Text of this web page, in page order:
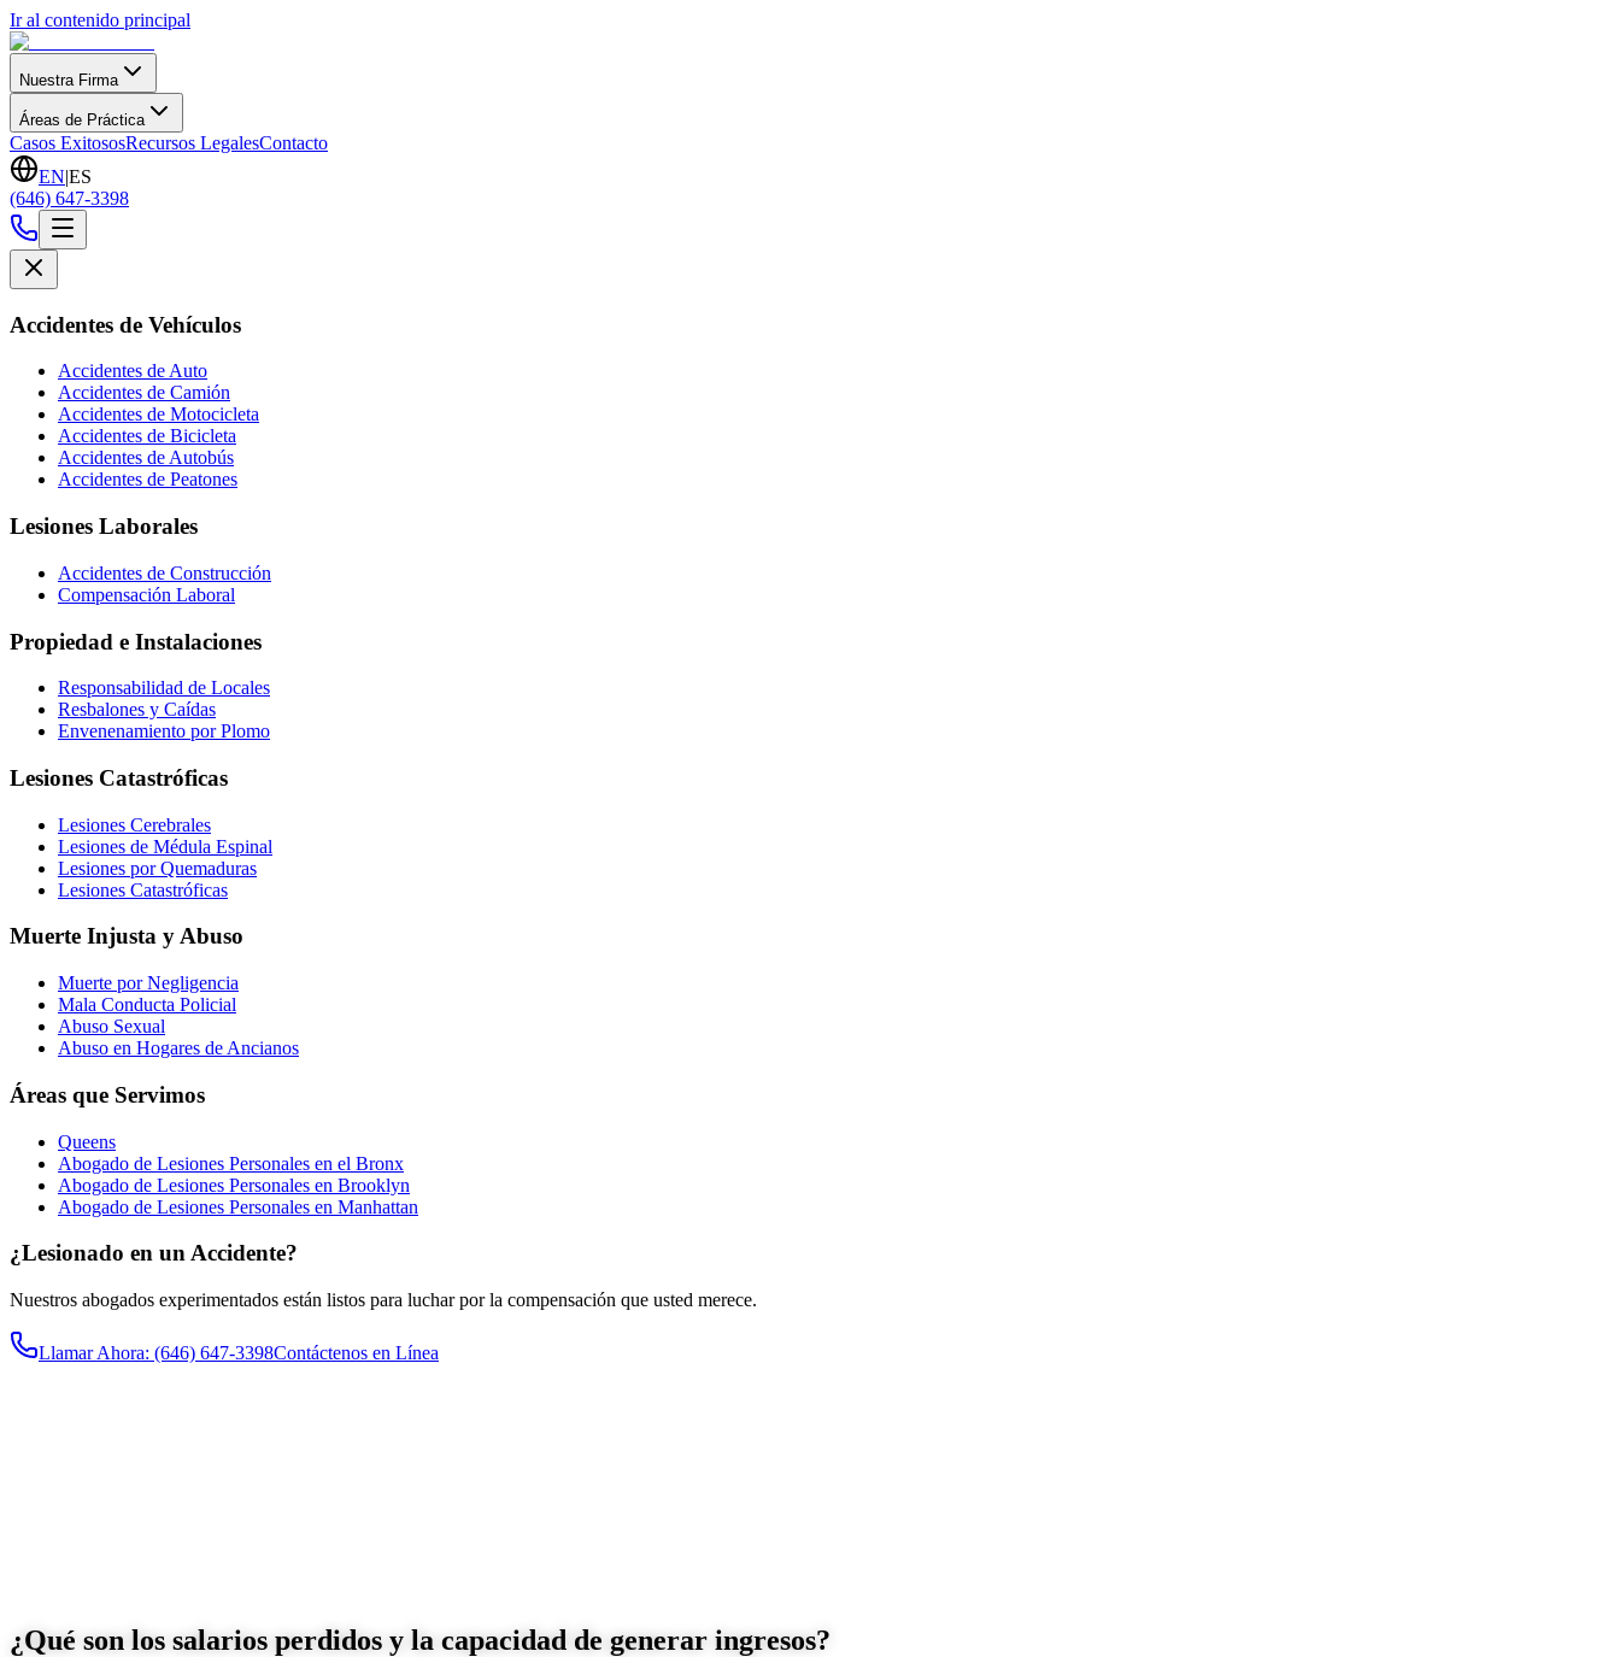
Ir al contenido principal
Nuestra Firma
Áreas de Práctica
Casos ExitososRecursos LegalesContacto
EN|ES
(646) 647-3398
Accidentes de Vehículos
Accidentes de Auto
Accidentes de Camión
Accidentes de Motocicleta
Accidentes de Bicicleta
Accidentes de Autobús
Accidentes de Peatones
Lesiones Laborales
Accidentes de Construcción
Compensación Laboral
Propiedad e Instalaciones
Responsabilidad de Locales
Resbalones y Caídas
Envenenamiento por Plomo
Lesiones Catastróficas
Lesiones Cerebrales
Lesiones de Médula Espinal
Lesiones por Quemaduras
Lesiones Catastróficas
Muerte Injusta y Abuso
Muerte por Negligencia
Mala Conducta Policial
Abuso Sexual
Abuso en Hogares de Ancianos
Áreas que Servimos
Queens
Abogado de Lesiones Personales en el Bronx
Abogado de Lesiones Personales en Brooklyn
Abogado de Lesiones Personales en Manhattan
¿Lesionado en un Accidente?
Nuestros abogados experimentados están listos para luchar por la compensación que usted merece.
Llamar Ahora: (646) 647-3398Contáctenos en Línea
¿Qué son los salarios perdidos y la capacidad de generar ingresos?